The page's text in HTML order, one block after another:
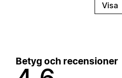
Visa
Betyg och recensioner